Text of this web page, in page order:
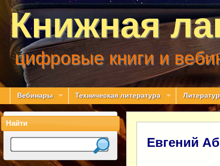
Книжная
цифровые книги и
Вебинары Техническая литература
Евгений
Найти